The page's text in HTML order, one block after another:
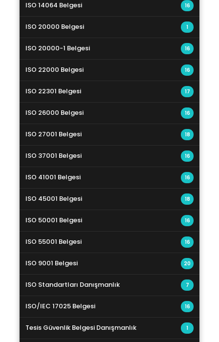
ISO 14064 Belgesi 16
ISO 20000 Belgesi 1
ISO 20000-1 Belgesi 16
ISO 22000 Belgesi 16
ISO 22301 Belgesi 17
ISO 26000 Belgesi 16
ISO 27001 Belgesi 18
ISO 37001 Belgesi 16
ISO 41001 Belgesi 16
ISO 45001 Belgesi 18
ISO 50001 Belgesi 16
ISO 55001 Belgesi 16
ISO 9001 Belgesi 20
ISO Standartları Danışmanlık 7
ISO/IEC 17025 Belgesi 16
Tesis Güvenlik Belgesi Danışmanlık 1